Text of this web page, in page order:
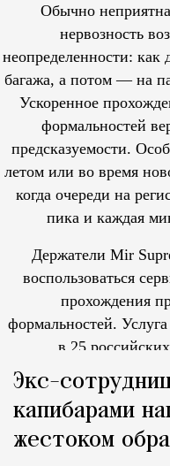
Обычно
нервозность
неопределенности: как
багажа, а потом — на
Ускоренное
формальностей
предсказуемости.
летом или во время
когда очереди на
пика и каждая
Держатели Mir
воспользоваться
прохождения
формальностей.
в 25
Экс-
капибарами
жестоком